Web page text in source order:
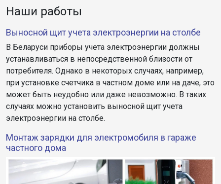
Наши работы
Выносной щит учета электроэнергии на столбе
В Беларуси приборы учета электроэнергии должны
устанавливаться в непосредственной близости от
потребителя. Однако в некоторых случаях, например,
при установке счетчика в частном доме или на даче, это
может быть неудобно или даже невозможно. В таких
случаях можно установить выносной щит учета
электроэнергии на столбе.
Монтаж зарядки для электромобиля в гараже
частного дома